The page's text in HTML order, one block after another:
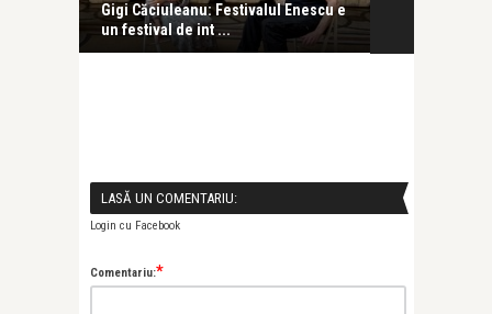
Gigi Căciuleanu: Festivalul Enescu e
un festival de int ...
LASĂ UN COMENTARIU:
Login cu Facebook
Comentariu:*